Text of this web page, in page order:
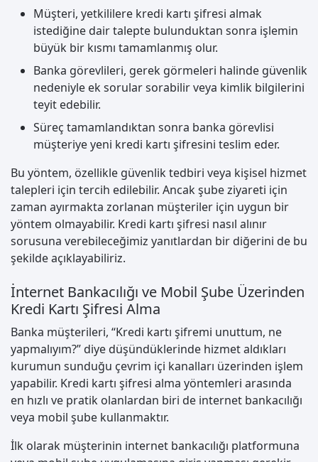
Müşteri, yetkililere kredi kartı şifresi almak
istediğine dair talepte bulunduktan sonra işlemin
büyük bir kısmı tamamlanmış olur.
Banka görevlileri, gerek görmeleri halinde güvenlik
nedeniyle ek sorular sorabilir veya kimlik bilgilerini
teyit edebilir.
Süreç tamamlandıktan sonra banka görevlisi
müşteriye yeni kredi kartı şifresini teslim eder.
Bu yöntem, özellikle güvenlik tedbiri veya kişisel hizmet
talepleri için tercih edilebilir. Ancak şube ziyareti için
zaman ayırmakta zorlanan müşteriler için uygun bir
yöntem olmayabilir. Kredi kartı şifresi nasıl alınır
sorusuna verebileceğimiz yanıtlardan bir diğerini de bu
şekilde açıklayabiliriz.
İnternet Bankacılığı ve Mobil Şube Üzerinden
Kredi Kartı Şifresi Alma
Banka müşterileri, “Kredi kartı şifremi unuttum, ne
yapmalıyım?” diye düşündüklerinde hizmet aldıkları
kurumun sunduğu çevrim içi kanalları üzerinden işlem
yapabilir. Kredi kartı şifresi alma yöntemleri arasında
en hızlı ve pratik olanlardan biri de internet bankacılığı
veya mobil şube kullanmaktır.
İlk olarak müşterinin internet bankacılığı platformuna